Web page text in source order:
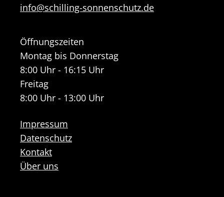
info@schilling-sonnenschutz.de
Öffnungszeiten
Montag bis Donnerstag
8:00 Uhr - 16:15 Uhr
Freitag
8:00 Uhr - 13:00 Uhr
Impressum
Datenschutz
Kontakt
Über uns